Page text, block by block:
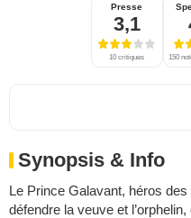
Presse
3,1
10 critiques 150
Synopsis & Info
Le Prince Galavant, héros
défendre la veuve et